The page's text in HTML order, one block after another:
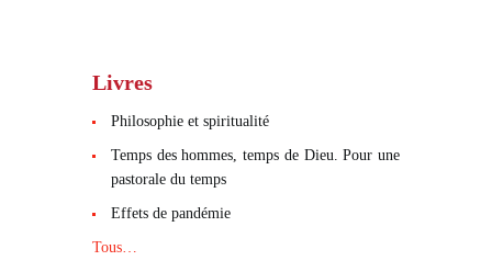
Livres
Philosophie et spiritualité
Temps des hommes, temps de Dieu. Pour une
pastorale du temps
Effets de pandémie
Tous…